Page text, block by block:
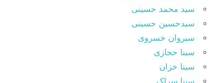
سید محمد حسینی
سیدحسین حسینی
سیروان خسروی
سینا حجازی
سینا خزان